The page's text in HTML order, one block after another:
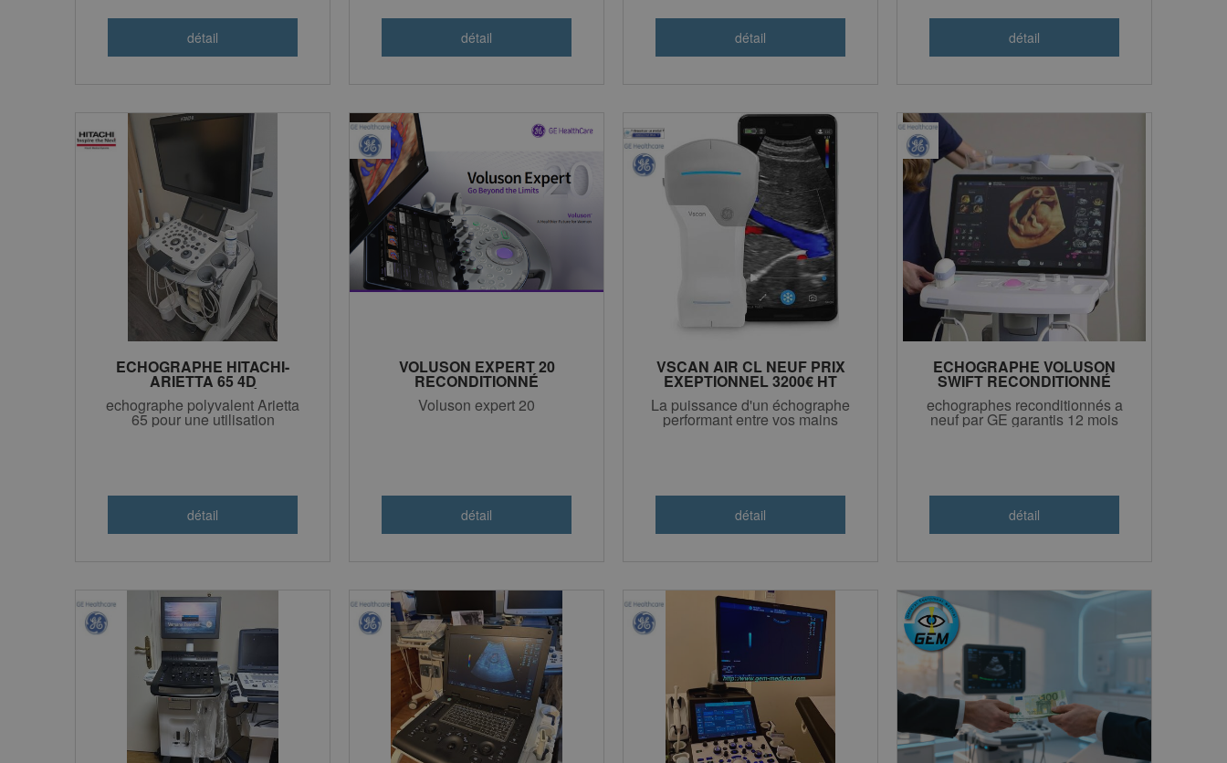
ECHOGRAPHE HITACHI-
ARIETTA 65 4D
RECONDITIONNÉ 3
SONDES
echographe polyvalent Arietta
65 pour une utilisation
gynecologique (très bon état)
VOLUSON EXPERT 20
RECONDITIONNÉ
CONSTRUCTEUR
Voluson expert 20
VSCAN AIR CL NEUF PRIX
EXEPTIONNEL 3200€ HT
La puissance d'un échographe
performant entre vos mains
ECHOGRAPHE VOLUSON
SWIFT RECONDITIONNÉ
CONSTRUCTEUR GE
echographes reconditionnés a
neuf par GE garantis 12 mois